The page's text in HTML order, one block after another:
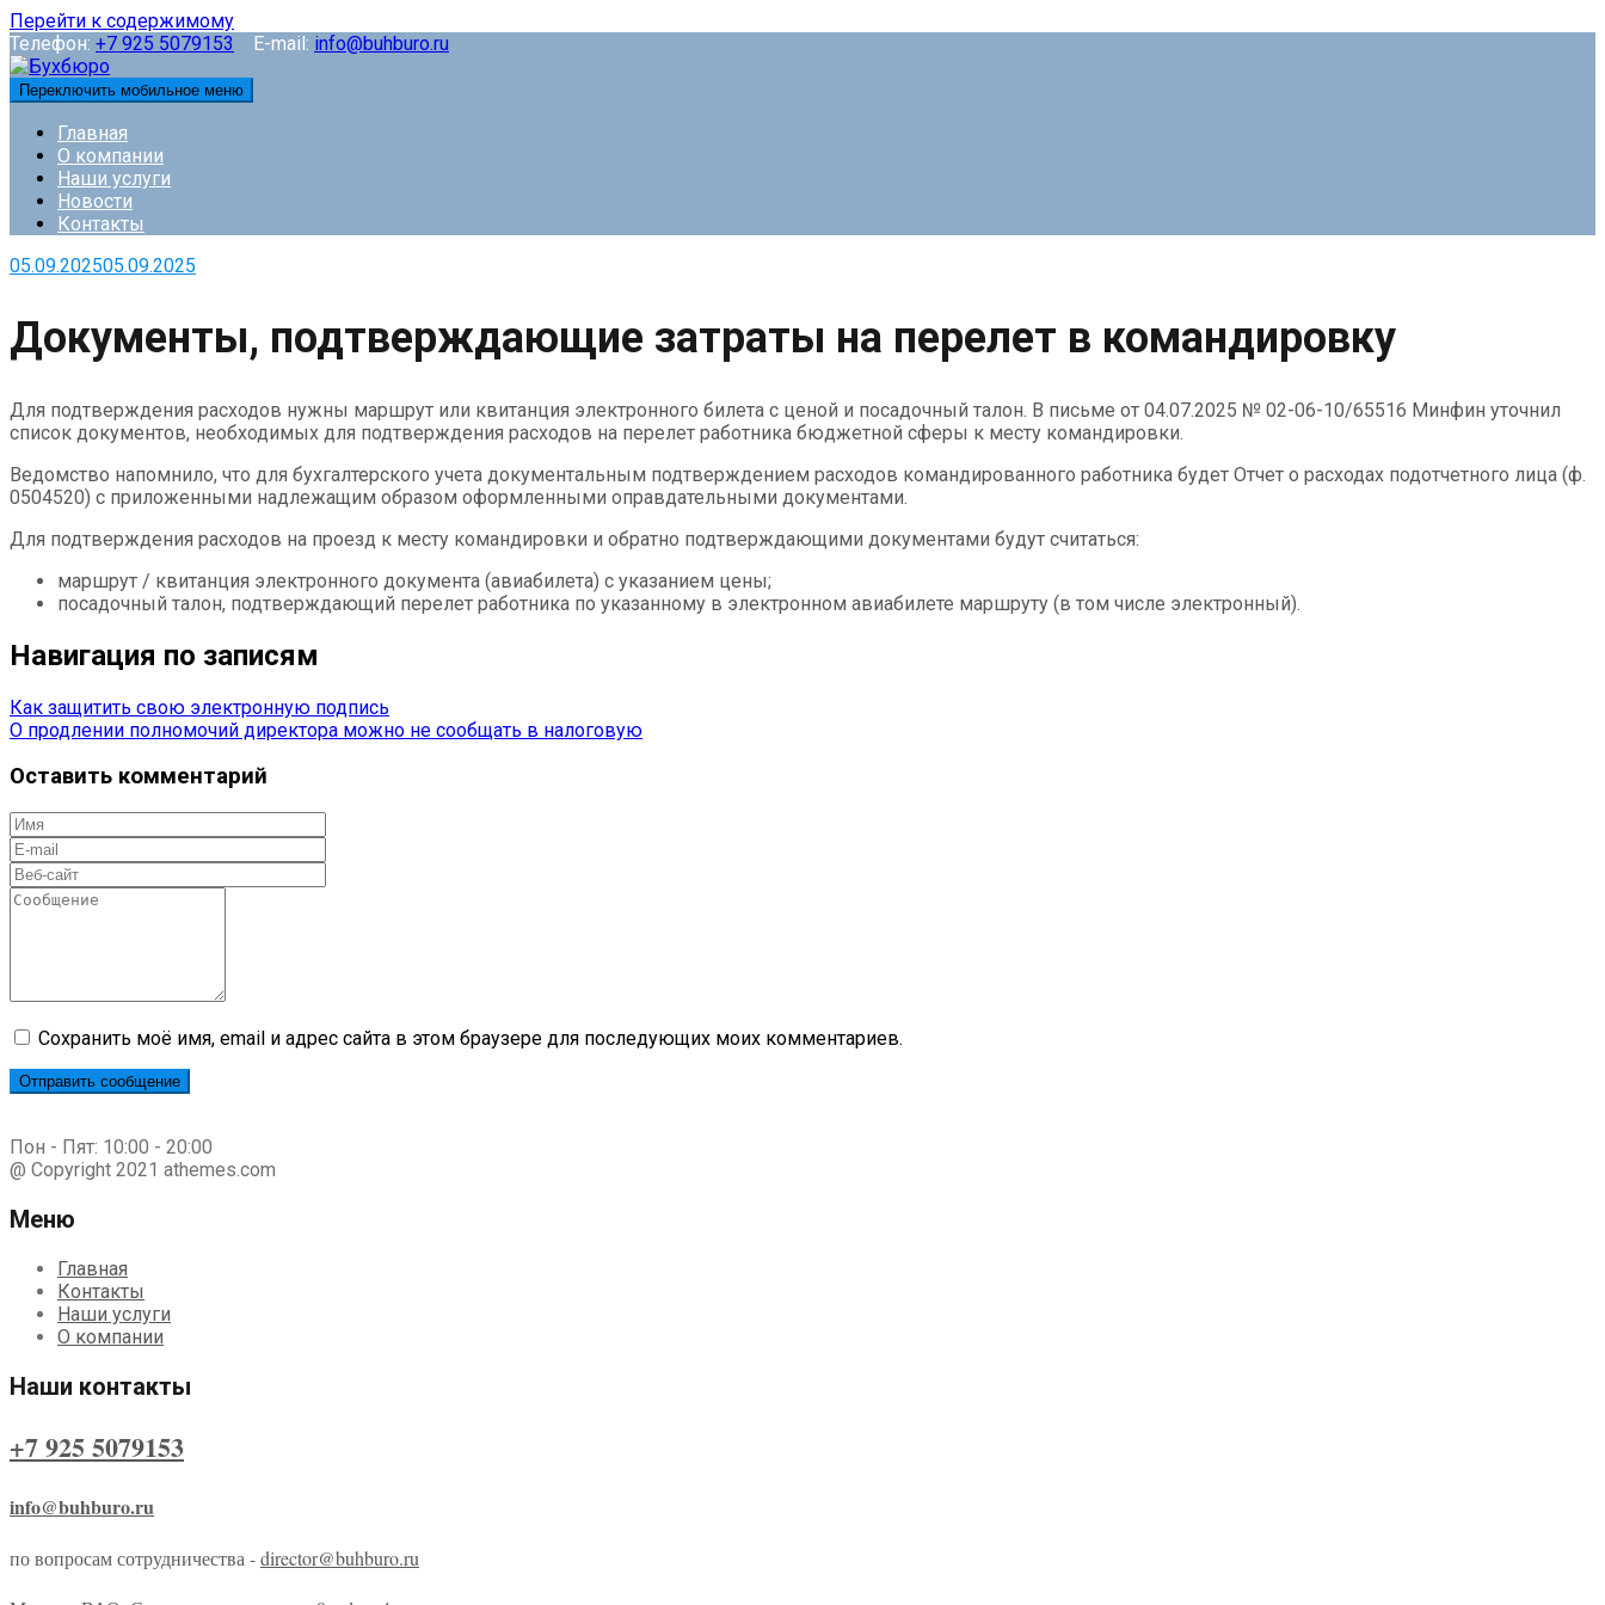
Перейти к содержимому
Телефон: +7 925 5079153 E-mail: info@buhburo.ru
Переключить мобильное меню
Главная
О компании
Наши услуги
Новости
Контакты
05.09.202505.09.2025
Документы, подтверждающие затраты на перелет в командировку
Для подтверждения расходов нужны маршрут или квитанция электронного билета с ценой и посадочный талон. В письме от 04.07.2025 № 02-06-10/65516 Минфин уточнил
список документов, необходимых для подтверждения расходов на перелет работника бюджетной сферы к месту командировки.
Ведомство напомнило, что для бухгалтерского учета документальным подтверждением расходов командированного работника будет Отчет о расходах подотчетного лица (ф.
0504520) с приложенными надлежащим образом оформленными оправдательными документами.
Для подтверждения расходов на проезд к месту командировки и обратно подтверждающими документами будут считаться:
маршрут / квитанция электронного документа (авиабилета) с указанием цены;
посадочный талон, подтверждающий перелет работника по указанному в электронном авиабилете маршруту (в том числе электронный).
Навигация по записям
Как защитить свою электронную подпись
О продлении полномочий директора можно не сообщать в налоговую
Оставить комментарий
Сохранить моё имя, email и адрес сайта в этом браузере для последующих моих комментариев.
Пон - Пят: 10:00 - 20:00
@ Copyright 2021 athemes.com
Меню
Главная
Контакты
Наши услуги
О компании
Наши контакты
+7 925 5079153
info@buhburo.ru
по вопросам сотрудничества -director@buhburo.ru